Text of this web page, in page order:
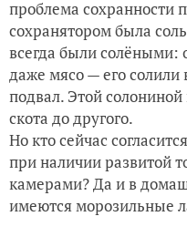
проблема сохранности
сохранятором была
всегда были солёными:
даже мясо — его солили
подвал. Этой солониной
скота до другого.
Но кто сейчас
при наличии развитой
камерами? Да и в
имеются морозильные